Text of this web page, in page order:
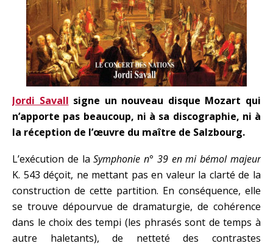
Jordi Savall signe un nouveau disque Mozart qui
n’apporte pas beaucoup, ni à sa discographie, ni à
la réception de l’œuvre du maître de Salzbourg.
L’exécution de laSymphonie n° 39 en mi bémol majeur
K. 543 déçoit, ne mettant pas en valeur la clarté de la
construction de cette partition. En conséquence, elle
se trouve dépourvue de dramaturgie, de cohérence
dans le choix des tempi (les phrasés sont de temps à
autre haletants), de netteté des contrastes